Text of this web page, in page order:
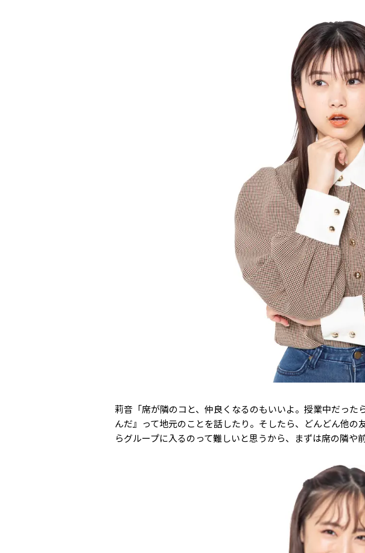
莉音「席が隣のコと、仲良くなるのもいいよ。授業中だっ
んだ』って地元のことを話したり。そしたら、どんどん他
らグループに入るのって難しいと思うから、まずは席の隣や